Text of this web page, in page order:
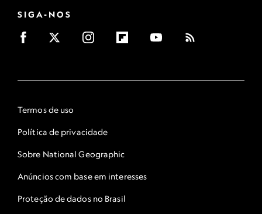
SIGA-NOS
Termos de uso
Política de privacidade
Sobre National Geographic
Anúncios com base em interesses
Proteção de dados no Brasil